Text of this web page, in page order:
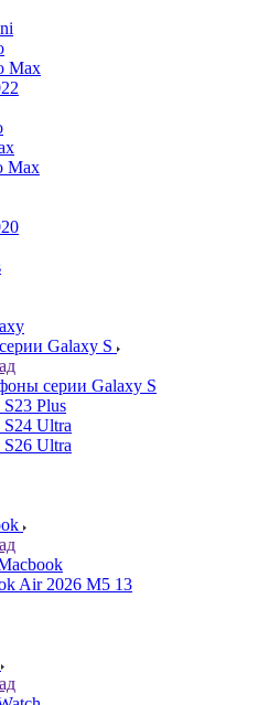
Max
Max
Galaxy S
серии Galaxy S
Plus
Ultra
Ultra
Air 2026 M5 13